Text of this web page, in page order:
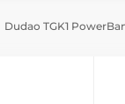
Dudao TGK1